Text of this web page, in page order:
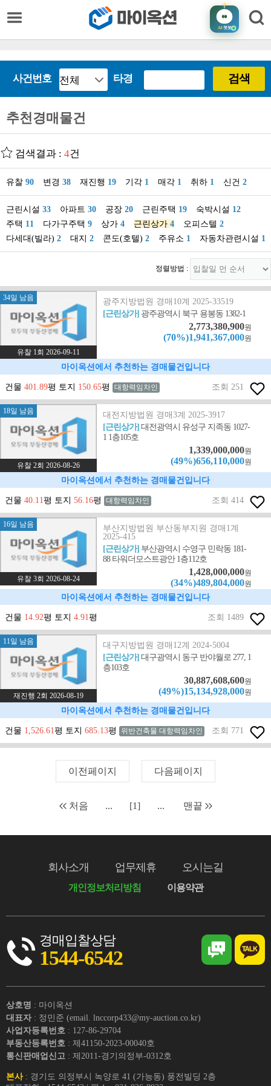
AI챗봇
사건번호 타경 검색
추천경매물건
검색결과 : 4건
유찰 90 변경 38 재진행 19 기각 1 매각 1 취하 1 신건 2
근린시설 33 아파트 30 공장 20 근린주택 19 숙박시설 12
주택 11 다가구주택 9 상가 4 근린상가 4 오피스텔 2
다세대(빌라) 2 대지 2 콘도(호텔) 2 주유소 1 자동차관련시설 1
정렬방법 :
34일 남음
유찰 1회 2026-09-11
광주지방법원 경매10계 2025-33519
[근린상가] 광주광역시 북구 용봉동 1382-1
2,773,380,900원
(70%)1,941,367,000원
마이옥션에서 추천하는 경매물건입니다
건물 401.89평 토지 150.65평 대항력임차인 조회 251
18일 남음
유찰 2회 2026-08-26
대전지방법원 경매3계 2025-3917
[근린상가]대전광역시 유성구 지족동 1027-
1 1층105호
1,339,000,000원
(49%)656,110,000원
마이옥션에서 추천하는 경매물건입니다
건물 40.11평 토지 56.16평 대항력임차인 조회 414
16일 남음
유찰 3회 2026-08-24
부산지방법원 부산동부지원 경매1계
2025-415
[근린상가] 부산광역시 수영구 민락동 181-
88 타워더모스트광안 1층112호
1,428,000,000원
(34%)489,804,000원
마이옥션에서 추천하는 경매물건입니다
건물 14.92평 토지 4.91평 조회 1489
11일 남음
재진행 2회 2026-08-19
대구지방법원 경매12계 2024-5004
[근린상가]대구광역시 동구 반야월로 277, 1
층103호
30,887,608,600원
(49%)15,134,928,000원
마이옥션에서 추천하는 경매물건입니다
건물 1,526.61평 토지 685.13평 위반건축물 대항력임차인 조회 771
이전페이지 다음페이지
처음 ... [1] ... 맨끝
회사소개 업무제휴 오시는길
개인정보처리방침 이용약관
경매입찰상담
1544-6542
상호명 : 마이옥션
대표자 : 정민준 (email. lnccorp433@my-auction.co.kr)
사업자등록번호 : 127-86-29704
부동산등록번호 : 제41150-2023-00040호
통신판매업신고 : 제2011-경기의정부-0312호
본사: 경기도 의정부시 녹양로 41 (가능동) 풍전빌딩 2층